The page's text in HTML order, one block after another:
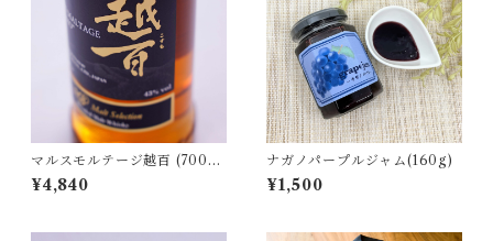
マルスモルテージ越百 (700m
l)
¥4,840
ナガノパープルジャム(160g)
¥1,500